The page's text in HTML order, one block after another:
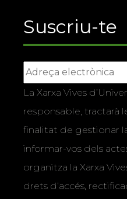
Suscriu-te
La Xarxa Vives
responsable, tractarà
finalitat de gestionar
informar-vos dels
organitza la Xarxa
drets d’accés,